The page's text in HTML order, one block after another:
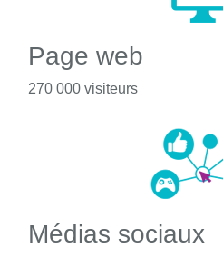
Page web
270 000 visiteurs
Médias sociaux